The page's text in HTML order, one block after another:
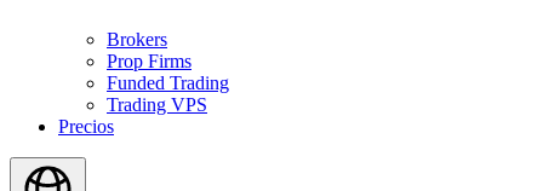
Brokers
Prop Firms
Funded Trading
Trading VPS
Precios